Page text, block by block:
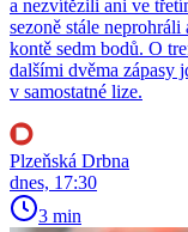
a nezvítězili ani ve
sezoně stále
kontě sedm bodů. O
dalšími dvěma zápasy
v samostatné lize.
Plzeňská Drbna
dnes, 17:30
3 min